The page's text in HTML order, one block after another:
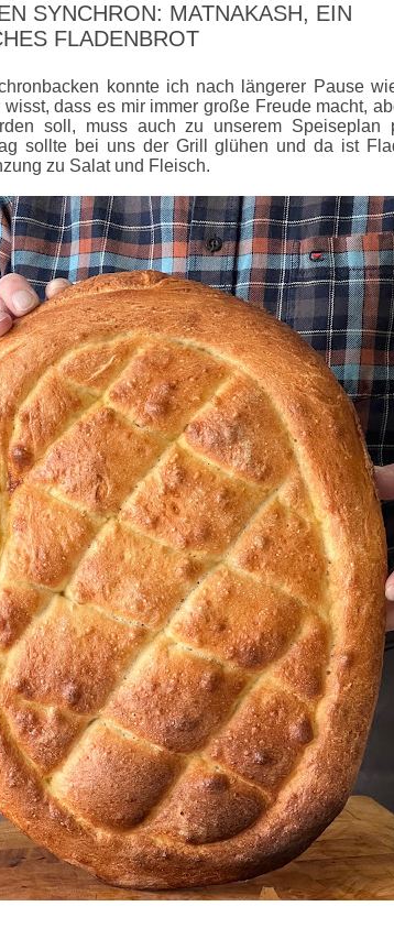
SYNCHRON: MATNAKASH, EIN
FLADENBROT
konnte ich nach längerer Pause
dass es mir immer große Freude macht,
soll, muss auch zu unserem Speiseplan
sollte bei uns der Grill glühen und da ist
zu Salat und Fleisch.